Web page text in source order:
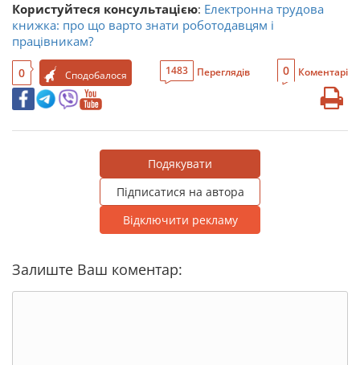
Користуйтеся консультацією: Електронна трудова
книжка: про що варто знати роботодавцям і
працівникам?
0 Сподобалося 1483 Переглядів 0 Коментарі
Подякувати
Підписатися на автора
Відключити рекламу
Залиште Ваш коментар: